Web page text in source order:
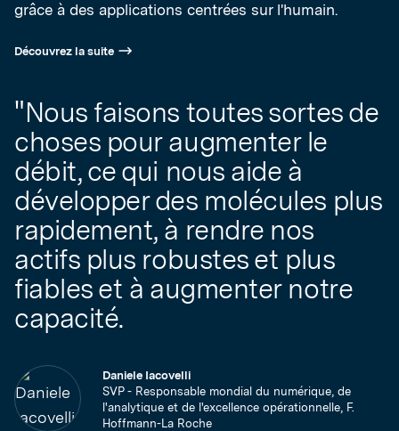
grâce à des applications centrées sur l'humain.
Découvrez la suite
"Nous faisons toutes sortes de
choses pour augmenter le
débit, ce qui nous aide à
développer des molécules plus
rapidement, à rendre nos
actifs plus robustes et plus
fiables et à augmenter notre
capacité.
Daniele Iacovelli
SVP - Responsable mondial du numérique, de
l'analytique et de l'excellence opérationnelle, F.
Hoffmann-La Roche